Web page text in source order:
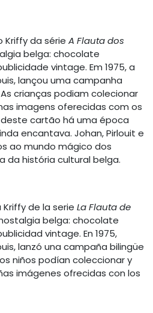
Kriffy da série A Flauta dos
belga: chocolate
vintage. Em 1975, a
lançou uma campanha
crianças podiam colecionar
imagens oferecidas com os
cartão há uma época
encantava. Johan, Pirlouit e
ao mundo mágico dos
da história cultural belga.
de la serie La Flauta de
belga: chocolate
vintage. En 1975,
lanzó una campaña bilingüe
niños podían coleccionar y
imágenes ofrecidas con los